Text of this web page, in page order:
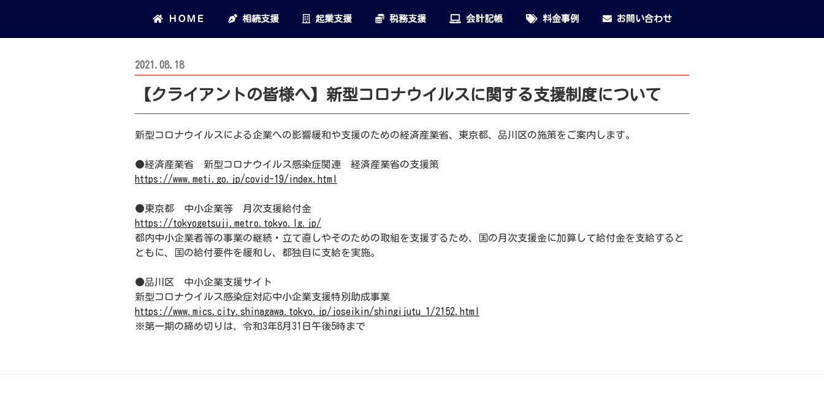
テ
ＨＯＭＥ 相続支援 起業支援 税務支援 会計記帳 料金事例 お問い合わせ
投
稿
日:
2021.08.18
【クライアントの皆様へ】新型コロナウイルスに関する支援制度について
新型コロナウイルスによる企業への影響緩和や支援のための経済産業省、東京都、品川区の施策をご案内します。
●経済産業省 新型コロナウイルス感染症関連 経済産業省の支援策
https://www.meti.go.jp/covid-19/index.html
●東京都 中小企業等 月次支援給付金
https://tokyogetsuji.metro.tokyo.lg.jp/
都内中小企業者等の事業の継続・立て直しやそのための取組を支援するため、国の月次支援金に加算して給付金を支給すると
ともに、国の給付要件を緩和し、都独自に支給を実施。
●品川区 中小企業支援サイト
新型コロナウイルス感染症対応中小企業支援特別助成事業
https://www.mics.city.shinagawa.tokyo.jp/joseikin/shingijutu_1/2152.html
※第一期の締め切りは、令和3年8月31日午後5時まで